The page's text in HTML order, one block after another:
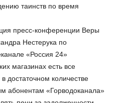
таинств по время
пресс-конференции Веры
Нестерука по
«Россия 24»
магазинах есть все
достаточном количестве
абонентам «Горводоканала»